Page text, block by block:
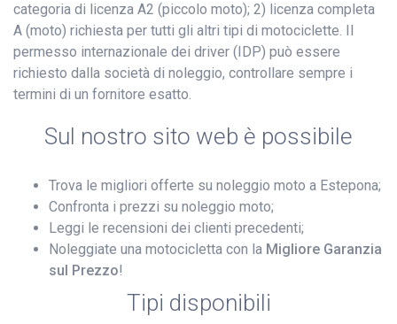
categoria di licenza A2 (piccolo moto); 2) licenza completa
A (moto) richiesta per tutti gli altri tipi di motociclette. Il
permesso internazionale dei driver (IDP) può essere
richiesto dalla società di noleggio, controllare sempre i
termini di un fornitore esatto.
Sul nostro sito web è possibile
Trova le migliori offerte su noleggio moto a Estepona;
Confronta i prezzi su noleggio moto;
Leggi le recensioni dei clienti precedenti;
Noleggiate una motocicletta con la Migliore Garanzia
sul Prezzo!
Tipi disponibili